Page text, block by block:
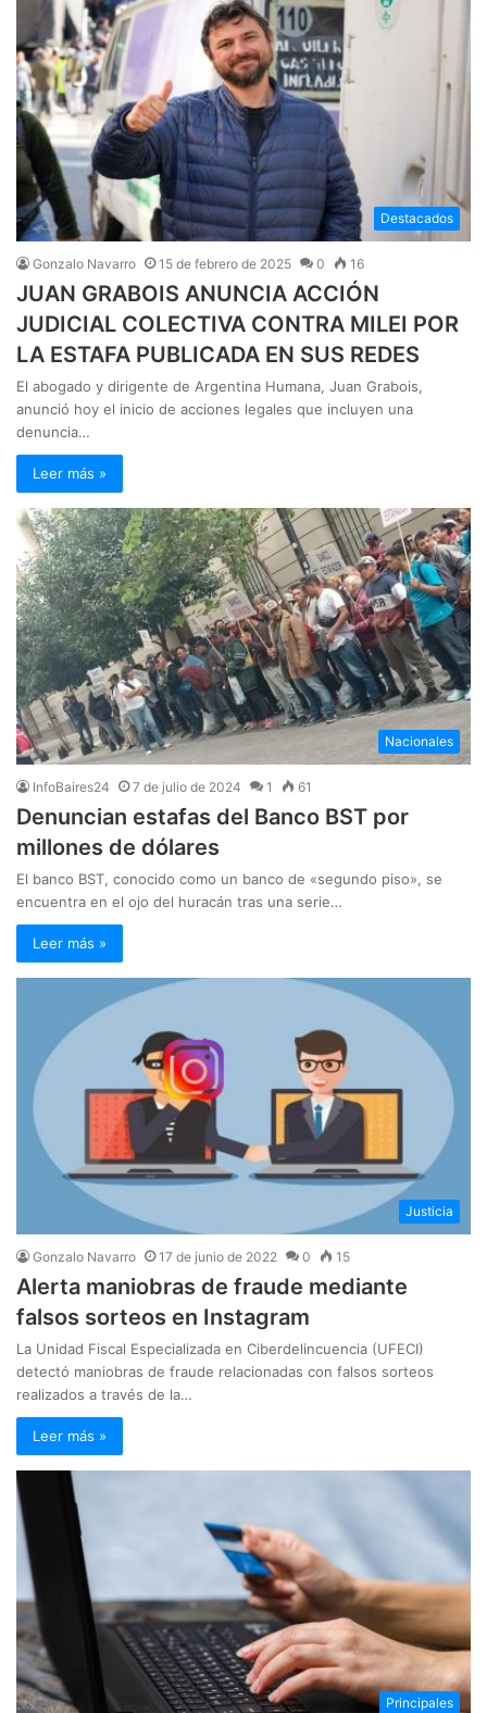
Destacados
Gonzalo Navarro 15 de febrero de 2025 0 16
JUAN GRABOIS ANUNCIA ACCIÓN
JUDICIAL COLECTIVA CONTRA MILEI POR
LA ESTAFA PUBLICADA EN SUS REDES
El abogado y dirigente de Argentina Humana, Juan Grabois,
anunció hoy el inicio de acciones legales que incluyen una
denuncia…
Leer más »
Nacionales
InfoBaires24 7 de julio de 2024 1 61
Denuncian estafas del Banco BST por
millones de dólares
El banco BST, conocido como un banco de «segundo piso», se
encuentra en el ojo del huracán tras una serie…
Leer más »
Justicia
Gonzalo Navarro 17 de junio de 2022 0 15
Alerta maniobras de fraude mediante
falsos sorteos en Instagram
La Unidad Fiscal Especializada en Ciberdelincuencia (UFECI)
detectó maniobras de fraude relacionadas con falsos sorteos
realizados a través de la…
Leer más »
Principales